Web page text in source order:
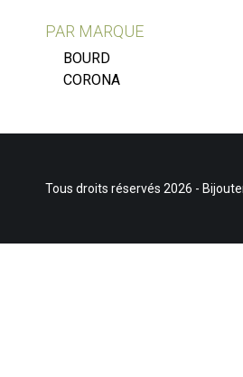
PAR MARQUE
BOURD
CORONA
Tous droits réservés 2026 -